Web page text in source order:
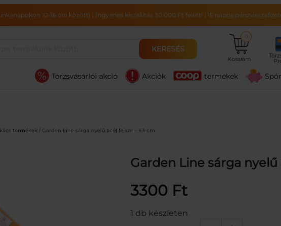
10-16 óra között) | Ingyenes kiszállítás 30.000 Ft felett! | 15 napos
KERESÉS
Kosaram
0
Törzsvásárlói akció Akciók termékek
termékek / Garden Line sárga nyelű acél fejsze – 43 cm
Garden Line sárga
3300 Ft
1 db készleten